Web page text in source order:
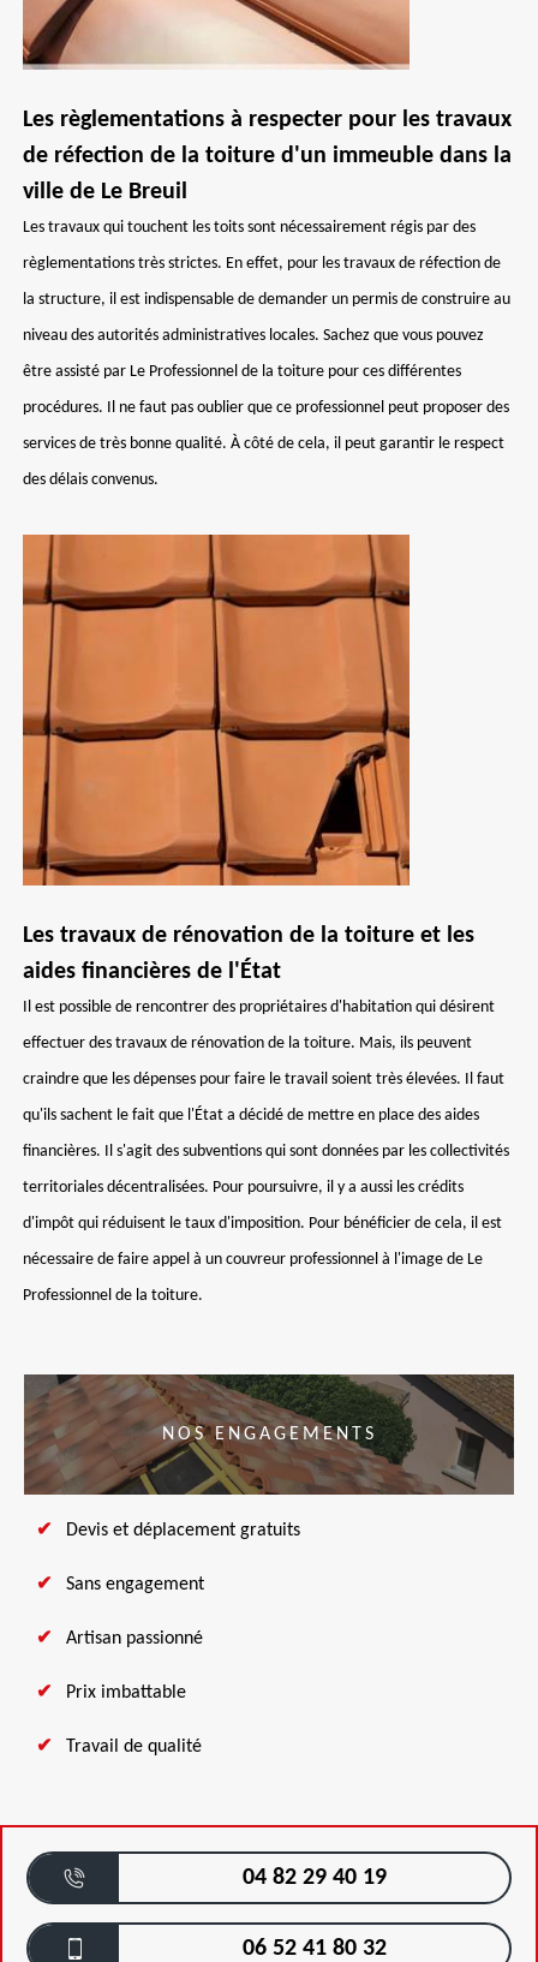
Les règlementations à respecter pour les travaux
de réfection de la toiture d'un immeuble dans la
ville de Le Breuil
Les travaux qui touchent les toits sont nécessairement régis par des
règlementations très strictes. En effet, pour les travaux de réfection de
la structure, il est indispensable de demander un permis de construire au
niveau des autorités administratives locales. Sachez que vous pouvez
être assisté par Le Professionnel de la toiture pour ces différentes
procédures. Il ne faut pas oublier que ce professionnel peut proposer des
services de très bonne qualité. À côté de cela, il peut garantir le respect
des délais convenus.
Les travaux de rénovation de la toiture et les
aides financières de l'État
Il est possible de rencontrer des propriétaires d'habitation qui désirent
effectuer des travaux de rénovation de la toiture. Mais, ils peuvent
craindre que les dépenses pour faire le travail soient très élevées. Il faut
qu'ils sachent le fait que l'État a décidé de mettre en place des aides
financières. Il s'agit des subventions qui sont données par les collectivités
territoriales décentralisées. Pour poursuivre, il y a aussi les crédits
d'impôt qui réduisent le taux d'imposition. Pour bénéficier de cela, il est
nécessaire de faire appel à un couvreur professionnel à l'image de Le
Professionnel de la toiture.
NOS ENGAGEMENTS
Devis et déplacement gratuits
Sans engagement
Artisan passionné
Prix imbattable
Travail de qualité
04 82 29 40 19
06 52 41 80 32